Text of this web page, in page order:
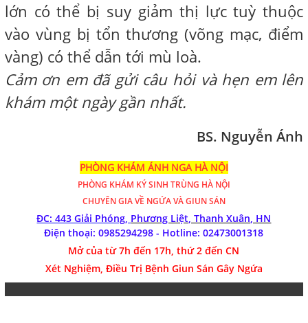
lớn có thể bị suy giảm thị lực tuỳ thuộc
vào vùng bị tổn thương (võng mạc, điểm
vàng) có thể dẫn tới mù loà.
Cảm ơn em đã gửi câu hỏi và hẹn em lên
khám một ngày gần nhất.
BS. Nguyễn Ánh
PHÒNG KHÁM ÁNH NGA HÀ NỘI
PHÒNG KHÁM KÝ SINH TRÙNG HÀ NỘI
CHUYÊN GIA VỀ NGỨA VÀ GIUN SÁN
ĐC: 443 Giải Phóng, Phương Liệt, Thanh Xuân, HN
Điện thoại: 0985294298 - Hotline:02473001318
Mở của từ 7h đến 17h, thứ 2 đến CN
Xét Nghiệm, Điều Trị Bệnh Giun Sán Gây Ngứa